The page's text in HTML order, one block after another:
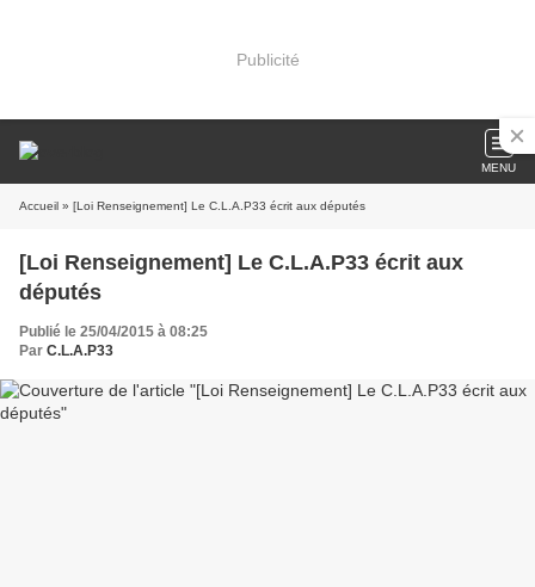
Publicité
MENU
Accueil » [Loi Renseignement] Le C.L.A.P33 écrit aux députés
[Loi Renseignement] Le C.L.A.P33 écrit aux
députés
Publié le 25/04/2015 à 08:25
Par C.L.A.P33